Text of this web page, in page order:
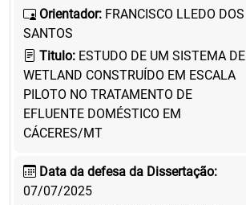
Orientador: FRANCISCO LLEDO DOS
SANTOS
Titulo: ESTUDO DE UM SISTEMA DE
WETLAND CONSTRUÍDO EM ESCALA
PILOTO NO TRATAMENTO DE
EFLUENTE DOMÉSTICO EM
CÁCERES/MT
Data da defesa da Dissertação:
07/07/2025